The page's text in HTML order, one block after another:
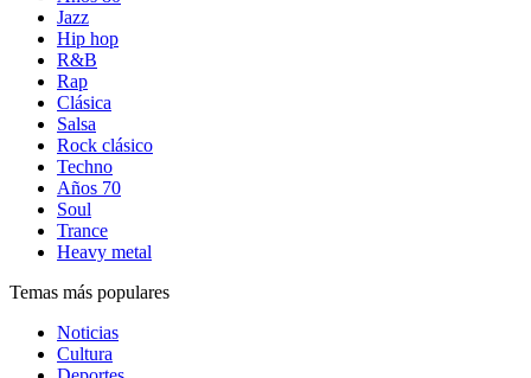
Jazz
Hip hop
R&B
Rap
Clásica
Salsa
Rock clásico
Techno
Años 70
Soul
Trance
Heavy metal
Temas más populares
Noticias
Cultura